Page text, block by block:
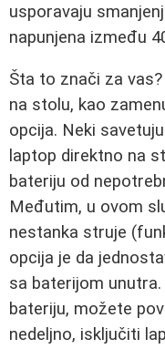
usporavaju
napunjena između
Šta to znači za
na stolu, kao
opcija. Neki
laptop direktno na
bateriju od
Međutim, u ovom
nestanka struje
opcija je da
sa baterijom
bateriju, možete
nedeljno, isključiti